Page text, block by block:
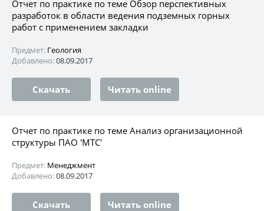
Отчет по практике по теме Обзор перспективных
разработок в области ведения подземных горных
работ с применением закладки
Предмет: Геология
Добавлено:08.09.2017
Скачать Читать online
Отчет по практике по теме Анализ организационной
структуры ПАО 'МТС'
Предмет: Менеджмент
Добавлено:08.09.2017
Скачать Читать online